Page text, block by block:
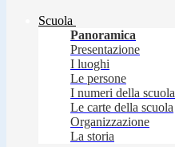
Scuola
Panoramica
Presentazione
I luoghi
Le persone
I numeri della scuola
Le carte della scuola
Organizzazione
La storia